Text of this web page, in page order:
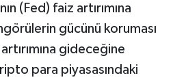
(Fed) faiz artırımına
gücünü koruması
gideceğine
para piyasasındaki